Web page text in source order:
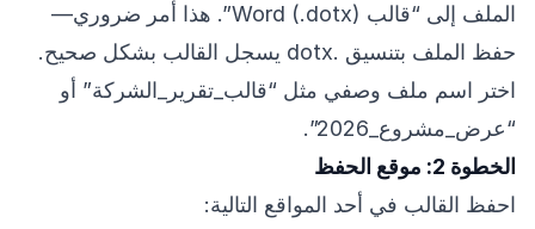
الملف إلى “قالب Word (.dotx)”. هذا أمر ضروري—
حفظ الملف بتنسيق .dotx يسجل القالب بشكل صحيح.
اختر اسم ملف وصفي مثل “قالب_تقرير_الشركة” أو
“عرض_مشروع_2026”.
الخطوة 2: موقع الحفظ
احفظ القالب في أحد المواقع التالية: